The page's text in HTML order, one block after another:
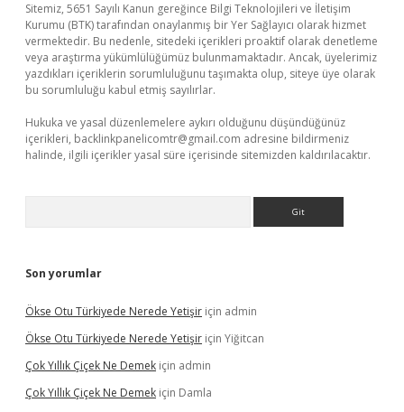
Sitemiz, 5651 Sayılı Kanun gereğince Bilgi Teknolojileri ve İletişim
Kurumu (BTK) tarafından onaylanmış bir Yer Sağlayıcı olarak hizmet
vermektedir. Bu nedenle, sitedeki içerikleri proaktif olarak denetleme
veya araştırma yükümlülüğümüz bulunmamaktadır. Ancak, üyelerimiz
yazdıkları içeriklerin sorumluluğunu taşımakta olup, siteye üye olarak
bu sorumluluğu kabul etmiş sayılırlar.
Hukuka ve yasal düzenlemelere aykırı olduğunu düşündüğünüz
içerikleri, backlinkpanelicomtr@gmail.com adresine bildirmeniz
halinde, ilgili içerikler yasal süre içerisinde sitemizden kaldırılacaktır.
Son yorumlar
Ökse Otu Türkiyede Nerede Yetişir için admin
Ökse Otu Türkiyede Nerede Yetişir için Yiğitcan
Çok Yıllık Çiçek Ne Demek için admin
Çok Yıllık Çiçek Ne Demek için Damla